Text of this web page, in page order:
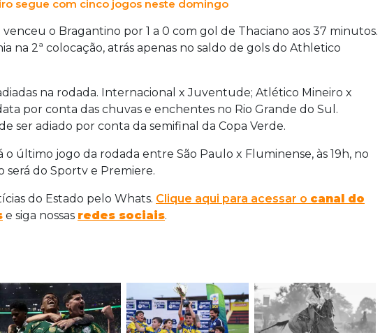
segue com cinco jogos neste domingo
venceu o Bragantino por 1 a 0 com gol de Thaciano aos 37 minutos.
na 2ª colocação, atrás apenas no saldo de gols do Athletico
na rodada. Internacional x Juventude; Atlético Mineiro x
por conta das chuvas e enchentes no Rio Grande do Sul.
ser adiado por conta da semifinal da Copa Verde.
o último jogo da rodada entre São Paulo x Fluminense, às 19h, no
será do Sportv e Premiere.
do Estado pelo Whats. Clique aqui para acessar o canal do
e siga nossas redes sociais.